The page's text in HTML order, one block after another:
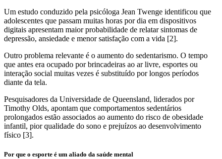
Um estudo conduzido pela psicóloga Jean Twenge identificou que
adolescentes que passam muitas horas por dia em dispositivos
digitais apresentam maior probabilidade de relatar sintomas de
depressão, ansiedade e menor satisfação com a vida [2].
Outro problema relevante é o aumento do sedentarismo. O tempo
que antes era ocupado por brincadeiras ao ar livre, esportes ou
interação social muitas vezes é substituído por longos períodos
diante da tela.
Pesquisadores da Universidade de Queensland, liderados por
Timothy Olds, apontam que comportamentos sedentários
prolongados estão associados ao aumento do risco de obesidade
infantil, pior qualidade do sono e prejuízos ao desenvolvimento
físico [3].
Por que o esporte é um aliado da saúde mental